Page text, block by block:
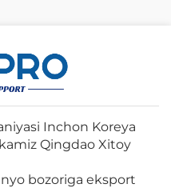
Inchon Koreya
Qingdao Xitoy
bozoriga eksport